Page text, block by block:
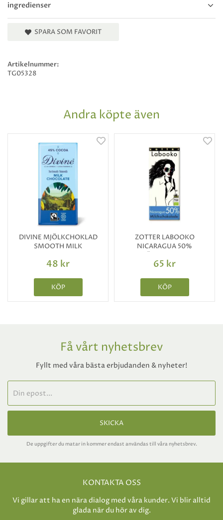
ingredienser
SPARA SOM FAVORIT
Artikelnummer:
TG05328
Andra köpte även
DIVINE MJÖLKCHOKLAD
SMOOTH MILK
48 kr
KÖP
ZOTTER LABOOKO
NICARAGUA 50%
65 kr
KÖP
Få vårt nyhetsbrev
Fyllt med våra bästa erbjudanden & nyheter!
SKICKA
De uppgifter du matar in kommer endast användas till våra nyhetsbrev.
KONTAKTA OSS
Vi gillar att ha en nära dialog med våra kunder. Vi blir alltid
glada när du hör av dig.